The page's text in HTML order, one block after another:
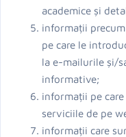
academice și
informații
pe care le
la e-mailurile și/
informative;
informații pe
serviciile de pe
informații care